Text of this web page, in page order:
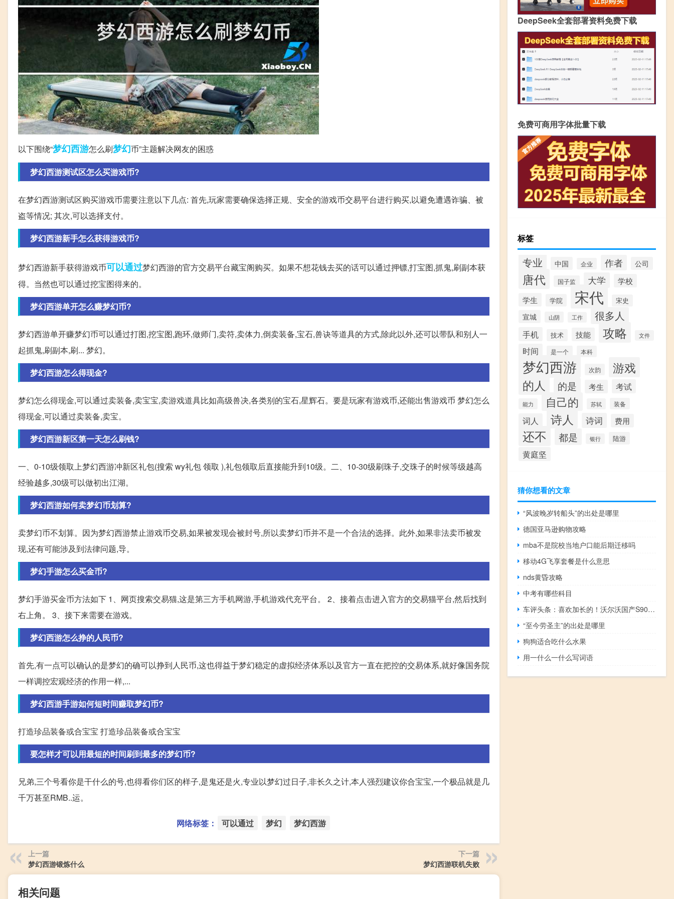
以下围绕“梦幻西游怎么刷梦幻币”主题解决网友的困惑
梦幻西游测试区怎么买游戏币?
在梦幻西游测试区购买游戏币需要注意以下几点: 首先,玩家需要确保选择正规、安全的游戏币交易平台进行购买,以避免遭遇诈骗、被
盗等情况; 其次,可以选择支付。
梦幻西游新手怎么获得游戏币?
梦幻西游新手获得游戏币可以通过梦幻西游的官方交易平台藏宝阁购买。如果不想花钱去买的话可以通过押镖,打宝图,抓鬼,刷副本获
得。当然也可以通过挖宝图得来的。
梦幻西游单开怎么赚梦幻币?
梦幻西游单开赚梦幻币可以通过打图,挖宝图,跑环,做师门,卖符,卖体力,倒卖装备,宝石,兽诀等道具的方式,除此以外,还可以带队和别人一
起抓鬼,刷副本,刷... 梦幻。
梦幻西游怎么得现金?
梦幻怎么得现金,可以通过卖装备,卖宝宝,卖游戏道具比如高级兽决,各类别的宝石,星辉石。要是玩家有游戏币,还能出售游戏币 梦幻怎么
得现金,可以通过卖装备,卖宝。
梦幻西游新区第一天怎么刷钱?
一、0-10级领取上梦幻西游冲新区礼包(搜索 wy礼包 领取 ),礼包领取后直接能升到10级。二、10-30级刷珠子,交珠子的时候等级越高
经验越多,30级可以做初出江湖。
梦幻西游如何卖梦幻币划算?
卖梦幻币不划算。因为梦幻西游禁止游戏币交易,如果被发现会被封号,所以卖梦幻币并不是一个合法的选择。此外,如果非法卖币被发
现,还有可能涉及到法律问题,导。
梦幻手游怎么买金币?
梦幻手游买金币方法如下 1、网页搜索交易猫,这是第三方手机网游,手机游戏代充平台。 2、接着点击进入官方的交易猫平台,然后找到
右上角。 3、接下来需要在游戏。
梦幻西游怎么挣的人民币?
首先,有一点可以确认的是梦幻的确可以挣到人民币,这也得益于梦幻稳定的虚拟经济体系以及官方一直在把控的交易体系,就好像国务院
一样调控宏观经济的作用一样,...
梦幻西游手游如何短时间赚取梦幻币?
打造珍品装备或合宝宝 打造珍品装备或合宝宝
要怎样才可以用最短的时间刷到最多的梦幻币?
兄弟,三个号看你是干什么的号,也得看你们区的样子,是鬼还是火,专业以梦幻过日子,非长久之计,本人强烈建议你合宝宝,一个极品就是几
千万甚至RMB..运。
网络标签： 可以通过 梦幻 梦幻西游
上一篇
梦幻西游锻炼什么
下一篇
梦幻西游联机失败
相关问题
DeepSeek全套部署资料免费下载
免费可商用字体批量下载
标签
专业 中国 企业 作者 公司
唐代 国子监 大学
学校
学生
学院 宋代 宋史
宣城 山阴 工作 很多人
手机 技术 技能 攻略 文件
时间 是一个 本科
梦幻西游 次韵
游戏
的人
的是 考生 考试
能力 自己的 苏轼 装备
词人 诗人 诗词 费用
还不 都是 银行 陆游
黄庭坚
猜你想看的文章
“风波晚岁转船头”的出处是哪里
德国亚马逊购物攻略
mba不是院校当地户口能后期迁移吗
移动4G飞享套餐是什么意思
nds黄昏攻略
中考有哪些科目
车评头条：喜欢加长的！沃尔沃国产S90L副驾都没了
“至今劳圣主”的出处是哪里
狗狗适合吃什么水果
用一什么一什么写词语